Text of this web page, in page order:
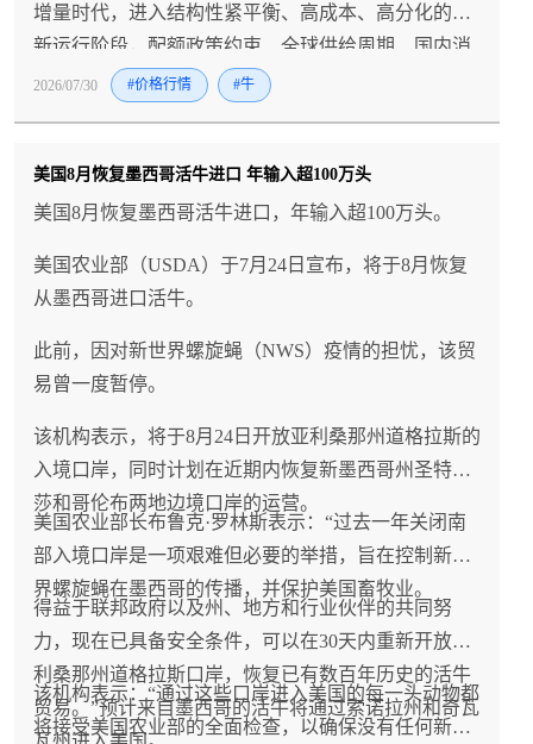
增量时代，进入结构性紧平衡、高成本、高分化的全
新运行阶段，配额政策约束、全球供给周期、国内消
费节奏将共同主导市场走势，行业将在供需博弈中维
2026/07/30 #价格行情 #牛
美国8月恢复墨西哥活牛进口 年输入超100万头
美国8月恢复墨西哥活牛进口，年输入超100万头。
美国农业部（USDA）于7月24日宣布，将于8月恢复
从墨西哥进口活牛。
此前，因对新世界螺旋蝇（NWS）疫情的担忧，该贸
易曾一度暂停。
该机构表示，将于8月24日开放亚利桑那州道格拉斯的
入境口岸，同时计划在近期内恢复新墨西哥州圣特蕾
莎和哥伦布两地边境口岸的运营。
美国农业部长布鲁克·罗林斯表示：“过去一年关闭南
部入境口岸是一项艰难但必要的举措，旨在控制新世
界螺旋蝇在墨西哥的传播，并保护美国畜牧业。
得益于联邦政府以及州、地方和行业伙伴的共同努
力，现在已具备安全条件，可以在30天内重新开放亚
利桑那州道格拉斯口岸，恢复已有数百年历史的活牛
贸易。”预计来自墨西哥的活牛将通过索诺拉州和奇瓦
该机构表示：“通过这些口岸进入美国的每一头动物都
将接受美国农业部的全面检查，以确保没有任何新世